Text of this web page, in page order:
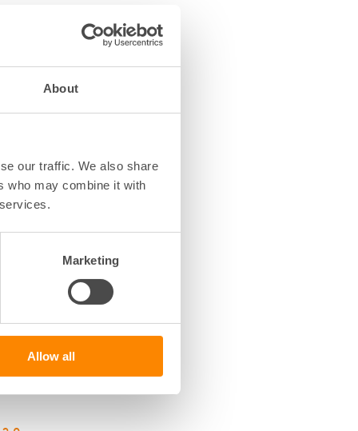
About
our traffic. We also share
who may combine it with
Marketing
Allow all
i
i
mer